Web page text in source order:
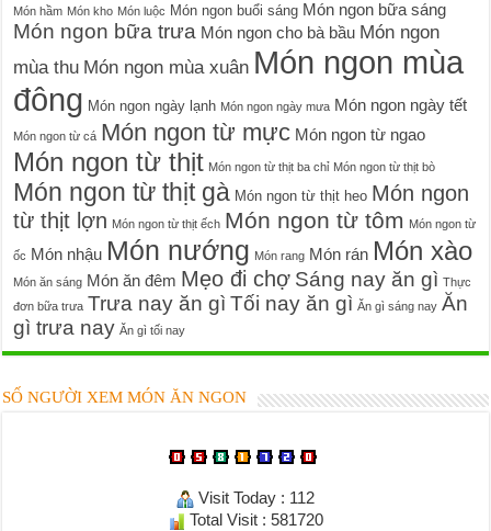
Món hầm Món kho Món luộc Món ngon buổi sáng Món ngon bữa sáng
Món ngon bữa trưa Món ngon cho bà bầu Món ngon
mùa thu Món ngon mùa xuân Món ngon mùa
đông Món ngon ngày lạnh Món ngon ngày mưa Món ngon ngày tết
Món ngon từ cá Món ngon từ mực Món ngon từ ngao
Món ngon từ thịt Món ngon từ thịt ba chỉ Món ngon từ thịt bò
Món ngon từ thịt gà Món ngon từ thịt heo Món ngon
từ thịt lợn Món ngon từ thịt ếch Món ngon từ tôm Món ngon từ
ốc Món nhậu Món nướng Món rang Món rán Món xào
Món ăn sáng Món ăn đêm Mẹo đi chợ Sáng nay ăn gì Thực
đơn bữa trưa Trưa nay ăn gì Tối nay ăn gì Ăn gì sáng nay Ăn
gì trưa nay Ăn gì tối nay
SỐ NGƯỜI XEM MÓN ĂN NGON
Visit Today : 112
Total Visit : 581720